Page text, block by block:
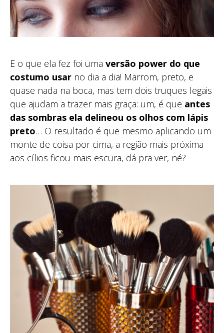
E o que ela fez foi uma versão power do que
costumo usar no dia a dia! Marrom, preto, e
quase nada na boca, mas tem dois truques legais
que ajudam a trazer mais graça: um, é que antes
das sombras ela delineou os olhos com lápis
preto… O resultado é que mesmo aplicando um
monte de coisa por cima, a região mais próxima
aos cílios ficou mais escura, dá pra ver, né?